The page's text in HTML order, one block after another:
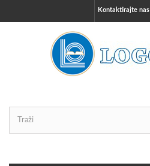
Kontaktirajte nas